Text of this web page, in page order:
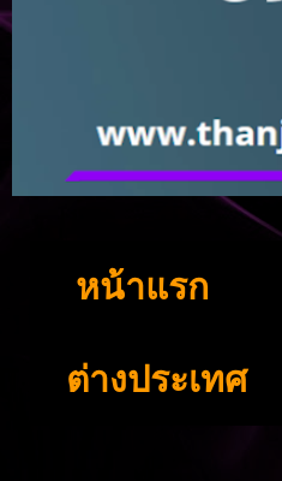
หน้าแรก
ต่างประเทศ